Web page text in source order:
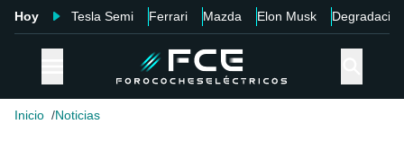
Hoy Tesla Semi Ferrari Mazda Elon Musk Degradación
Inicio Noticias